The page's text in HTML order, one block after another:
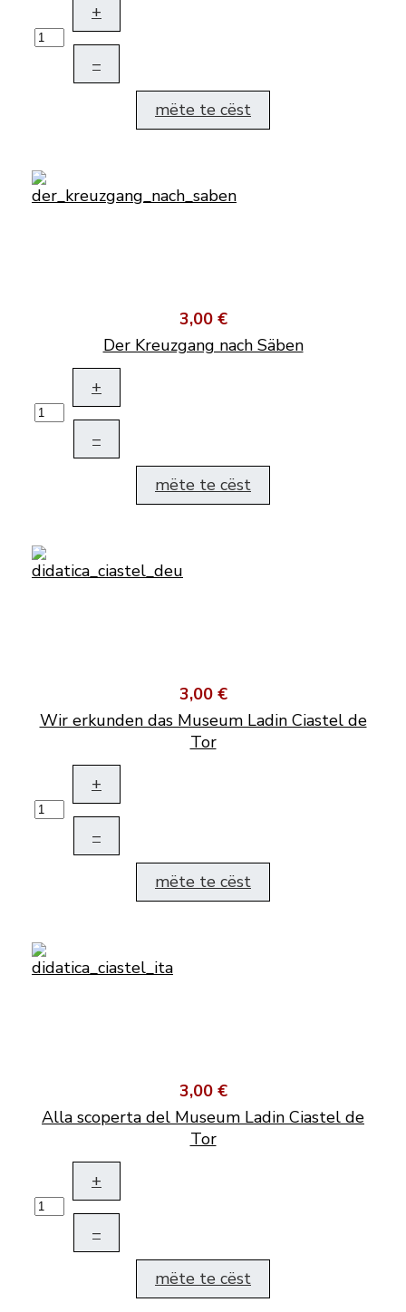
+
–
mëte te cëst
3,00 €
Der Kreuzgang nach Säben
+
–
mëte te cëst
3,00 €
Wir erkunden das Museum Ladin Ciastel de
Tor
+
–
mëte te cëst
3,00 €
Alla scoperta del Museum Ladin Ciastel de
Tor
+
–
mëte te cëst